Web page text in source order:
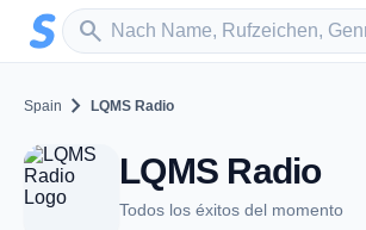
Zum Hauptinhalt springen
search
Sender suchen
Spain chevron_right LQMS Radio
LQMS Radio
Todos los éxitos del momento